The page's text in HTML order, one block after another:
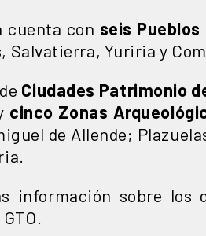
cuenta con seis Pueblos
Salvatierra, Yuriria y
Ciudades Patrimonio
cinco Zonas
de Allende;
información sobre